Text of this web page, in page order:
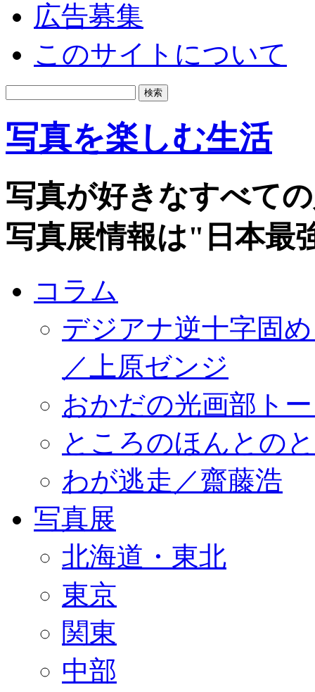
広告募集
このサイトについて
写真を楽しむ生活
写真が好きなすべて
写真展情報は"日本最
コラム
デジアナ逆十字固
／上原ゼンジ
おかだの光画部ト
ところのほんとの
わが逃走／齋藤浩
写真展
北海道・東北
東京
関東
中部